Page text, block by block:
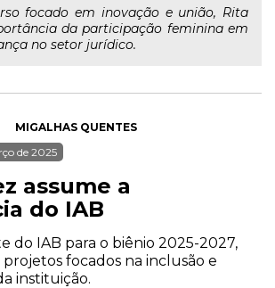
focado em inovação e união, Rita
da participação feminina em
no setor jurídico.
MIGALHAS QUENTES
de 2025
assume a
do IAB
do IAB para o biênio 2025-2027,
focados na inclusão e
instituição.